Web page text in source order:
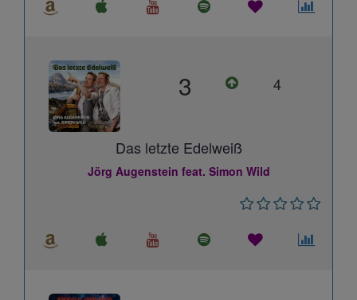
3 4
Das letzte Edelweiß
Jörg Augenstein feat. Simon Wild